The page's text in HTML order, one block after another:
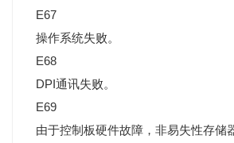
E67
操作系统失败。
E68
DPI通讯失败。
E69
由于控制板硬件故障，非易失性存储